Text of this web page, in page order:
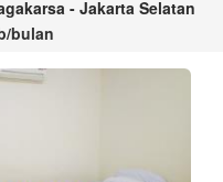
- Jakarta Selatan
bulan